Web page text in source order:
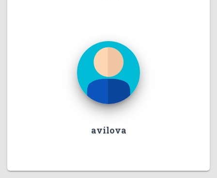
avilova